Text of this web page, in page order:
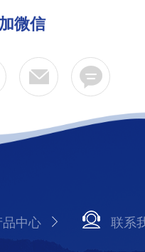
微信
品中心 联系